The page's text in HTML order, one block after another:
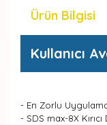
Ürün Bilgisi
Kullanıcı
- En Zorlu
- SDS max-8X